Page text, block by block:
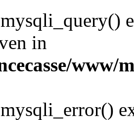
in
www/